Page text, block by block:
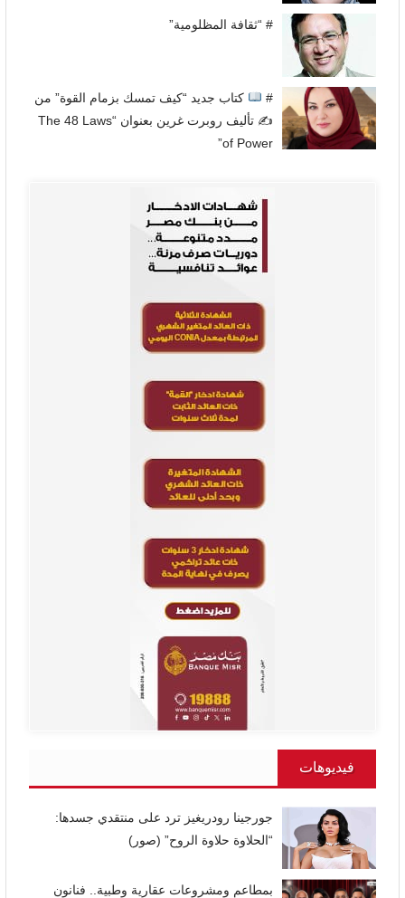
# “ثقافة المظلومية”
#
كتاب جديد “كيف تمسك بزمام القوة” من
✍
تأليف روبرت غرين بعنوان “The 48 Laws
of Power”
فيديوهات
جورجينا رودريغيز ترد على منتقدي جسدها:
“الحلاوة حلاوة الروح” (صور)
بمطاعم ومشروعات عقارية وطبية.. فنانون